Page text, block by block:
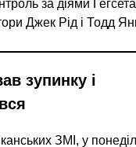
за діями
Джек Рід і Тодд
зупинку і
ЗМІ, у